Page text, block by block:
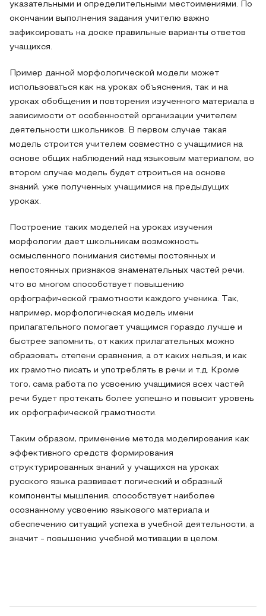
указательными и определительными местоимениями. По
окончании выполнения задания учителю важно
зафиксировать на доске правильные варианты ответов
учащихся.
Пример данной морфологической модели может
использоваться как на уроках объяснения, так и на
уроках обобщения и повторения изученного материала в
зависимости от особенностей организации учителем
деятельности школьников. В первом случае такая
модель строится учителем совместно с учащимися на
основе общих наблюдений над языковым материалом, во
втором случае модель будет строиться на основе
знаний, уже полученных учащимися на предыдущих
уроках.
Построение таких моделей на уроках изучения
морфологии дает школьникам возможность
осмысленного понимания системы постоянных и
непостоянных признаков знаменательных частей речи,
что во многом способствует повышению
орфографической грамотности каждого ученика. Так,
например, морфологическая модель имени
прилагательного помогает учащимся гораздо лучше и
быстрее запомнить, от каких прилагательных можно
образовать степени сравнения, а от каких нельзя, и как
их грамотно писать и употреблять в речи и т.д. Кроме
того, сама работа по усвоению учащимися всех частей
речи будет протекать более успешно и повысит уровень
их орфографической грамотности.
Таким образом, применение метода моделирования как
эффективного средств формирования
структурированных знаний у учащихся на уроках
русского языка развивает логический и образный
компоненты мышления, способствует наиболее
осознанному усвоению языкового материала и
обеспечению ситуаций успеха в учебной деятельности, а
значит - повышению учебной мотивации в целом.